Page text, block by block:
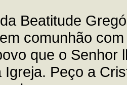
Beatitude
comunhão
que o Senhor
Igreja. Peço a